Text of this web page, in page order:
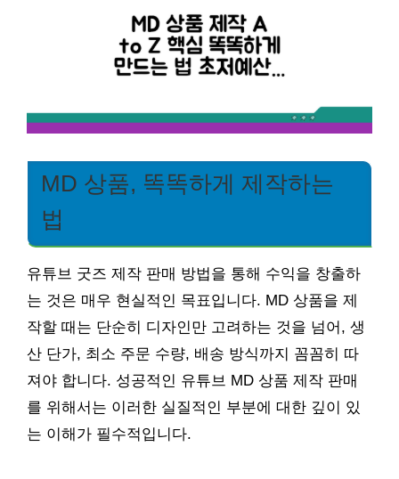
MD 상품, 똑똑하게 제작하는
법
유튜브 굿즈 제작 판매 방법을 통해 수익을 창출하
는 것은 매우 현실적인 목표입니다. MD 상품을 제
작할 때는 단순히 디자인만 고려하는 것을 넘어, 생
산 단가, 최소 주문 수량, 배송 방식까지 꼼꼼히 따
져야 합니다. 성공적인 유튜브 MD 상품 제작 판매
를 위해서는 이러한 실질적인 부분에 대한 깊이 있
는 이해가 필수적입니다.